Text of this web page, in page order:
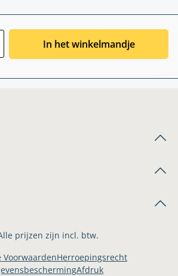
In het winkelmandje
prijzen zijn incl. btw.
VoorwaardenHerroepingsrecht
Afdruk